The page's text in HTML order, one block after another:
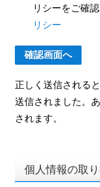
リシーをご確
リシー
正しく送信される
送信されました。
されます。
個人情報の取